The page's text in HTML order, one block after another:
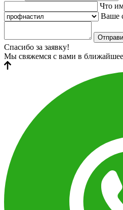
Что
Ваше
Спасибо за заявку!
Мы свяжемся с вами в